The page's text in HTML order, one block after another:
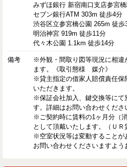
みずほ銀行 新宿南口支店参宮
セブン銀行ATM 303m 徒歩4分
渋谷区立参宮橋公園 265m 徒歩
明治神宮 919m 徒歩11分
代々木公園 1.1km 徒歩14分
備考
※外観・間取り図等現況に相違
ます。《取引態様 媒介》
※貸主指定の借家人賠償責任保
いただきます。
※保証会社加入、鍵交換等にて
す。詳細はお問い合わせくださ
※ご契約時に賃料の1ヶ月分（
として頂戴いたします。（ＵＲ
※空室状況等は変動することが
お問い合わせくださいますよう